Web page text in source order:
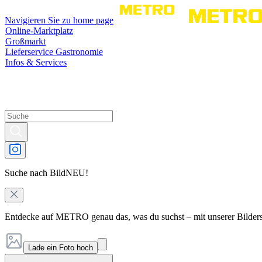
Navigieren Sie zu home page
Online-Marktplatz
Großmarkt
Lieferservice Gastronomie
Infos & Services
Suche nach BildNEU!
Entdecke auf METRO genau das, was du suchst – mit unserer
Lade ein Foto hoch